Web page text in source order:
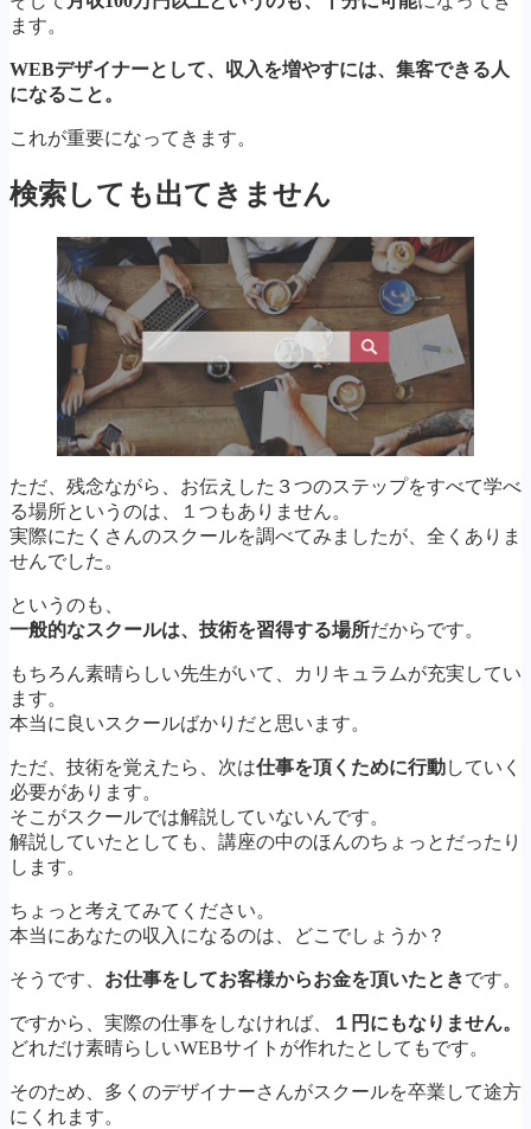
ます。
WEBデザイナーとして、収入を増やすには、集客できる人
になること。
これが重要になってきます。
検索しても出てきません
ただ、残念ながら、お伝えした３つのステップをすべて学べ
る場所というのは、１つもありません。
実際にたくさんのスクールを調べてみましたが、全くありま
せんでした。
というのも、
一般的なスクールは、技術を習得する場所だからです。
もちろん素晴らしい先生がいて、カリキュラムが充実してい
ます。
本当に良いスクールばかりだと思います。
ただ、技術を覚えたら、次は仕事を頂くために行動していく
必要があります。
そこがスクールでは解説していないんです。
解説していたとしても、講座の中のほんのちょっとだったり
します。
ちょっと考えてみてください。
本当にあなたの収入になるのは、どこでしょうか？
そうです、 お仕事をしてお客様からお金を頂いたときです。
ですから、実際の仕事をしなければ、
１円にもなりません。
どれだけ素晴らしいWEBサイトが作れたとしてもです。
そのため、多くのデザイナーさんがスクールを卒業して途方
にくれます。